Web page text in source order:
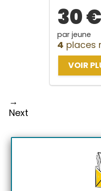
30 €
par jeune
4 places
VOIR
→
Next